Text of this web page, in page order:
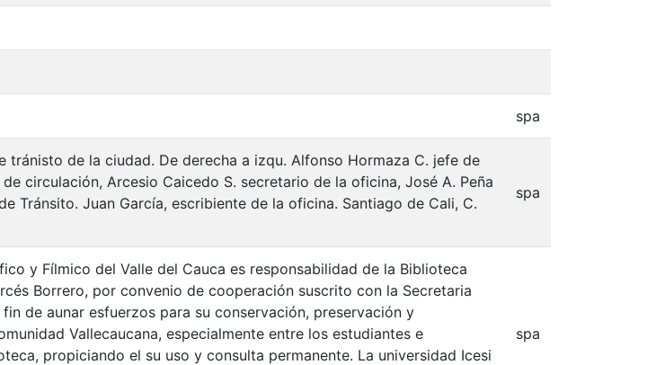
spa
tránisto de la ciudad. De derecha a izqu. Alfonso Hormaza C. jefe de
circulación, Arcesio Caicedo S. secretario de la oficina, José A. Peña
Tránsito. Juan García, escribiente de la oficina. Santiago de Cali, C.
spa
y Fílmico del Valle del Cauca es responsabilidad de la Biblioteca
Borrero, por convenio de cooperación suscrito con la Secretaria
de aunar esfuerzos para su conservación, preservación y
Vallecaucana, especialmente entre los estudiantes e
propiciando el su uso y consulta permanente. La universidad Icesi
spa